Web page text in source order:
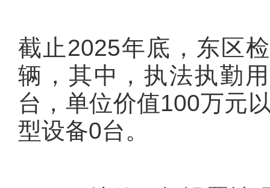
截止2025年底，东区
辆，其中，执法执勤
台，单位价值100万元
型设备0台。